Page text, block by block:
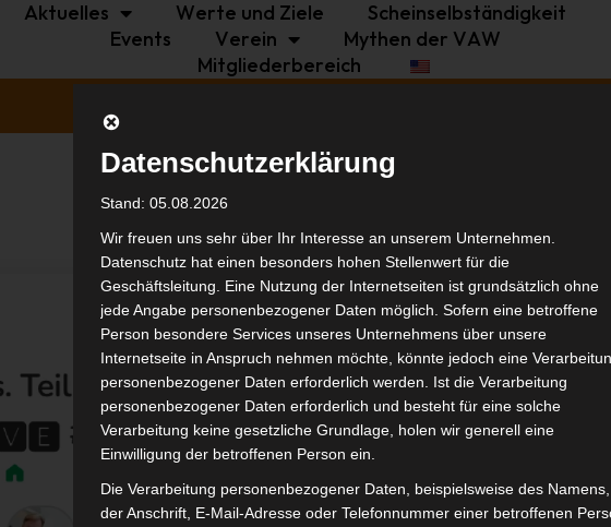
Aktuelles Werte und Ziele
Scheinselbständigkeit
Events
Verein
Mythen der VAW
Mitgliederbereich
Datenschutzerklärung
Stand: 05.08.2026
Wir freuen uns sehr über Ihr Interesse an unserem Unternehmen.
Datenschutz hat einen besonders hohen Stellenwert für die
Geschäftsleitung. Eine Nutzung der Internetseiten ist grundsätzlich ohne
jede Angabe personenbezogener Daten möglich. Sofern eine betroffene
Person besondere Services unseres Unternehmens über unsere
Internetseite in Anspruch nehmen möchte, könnte jedoch eine
personenbezogener Daten erforderlich werden. Ist die Verarbeitung
personenbezogener Daten erforderlich und besteht für eine solche
Verarbeitung keine gesetzliche Grundlage, holen wir generell eine
Einwilligung der betroffenen Person ein.
Die Verarbeitung personenbezogener Daten, beispielsweise des Namens,
der Anschrift, E-Mail-Adresse oder Telefonnummer einer betroffenen